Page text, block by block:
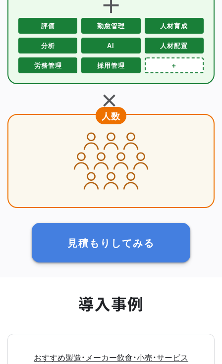
評価 勤怠管理 人材育成
分析 AI 人材配置
労務管理 採用管理 ＋
＋
人数
見積もりしてみる
導入事例
おすすめ製造・メーカー飲食・小売・サービス